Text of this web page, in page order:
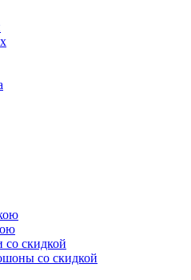
скидкой
со скидкой